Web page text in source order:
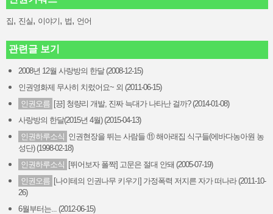
집, 진실, 이야기, 법, 언어
관련글 보기
2008년 12월 사랑방의 한달 (2008-12-15)
인권영화제 무사히 치렀어요~ 외 (2011-06-15)
인권오름 [끙] 청량리 개발, 진짜 늑대가 나타난 걸까? (2014-01-08)
사랑방의 한달(2015년 4월) (2015-04-13)
인권하루소식 인권현장을 뛰는 사람들 ⑪ 해아래집 식구들(에바다농아원 농
성단) (1998-02-18)
인권하루소식 [뛰어보자 폴짝] 고문은 절대 안돼 (2005-07-19)
인권오름 [나이테의 인권나무 키우기] 가정폭력 저지른 자가 떠나라 (2011-10-
26)
6월부터는... (2012-06-15)